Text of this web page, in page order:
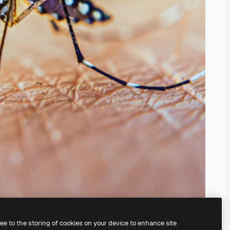
gerador de imagens com IA.
to the storing of cookies on your device to enhance site